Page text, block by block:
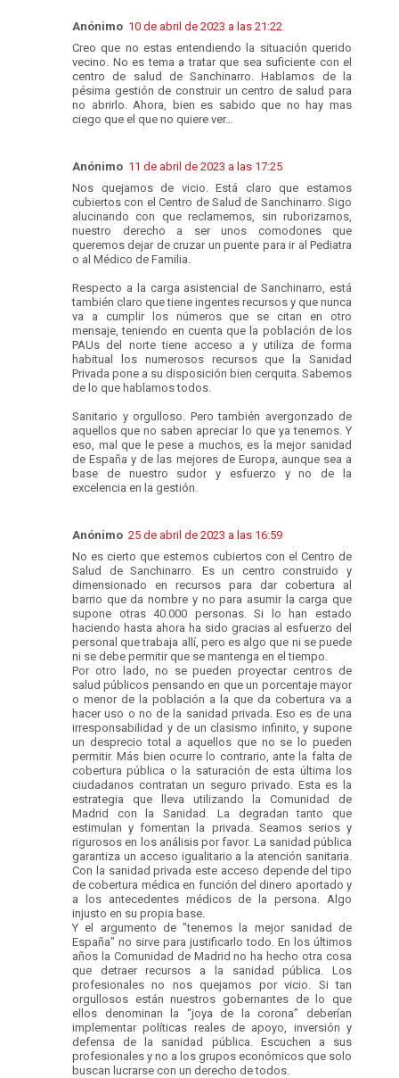
Anónimo 10 de abril de 2023 a las 21:22
Creo que no estas entendiendo la situación querido
vecino. No es tema a tratar que sea suficiente con el
centro de salud de Sanchinarro. Hablamos de la
pésima gestión de construir un centro de salud para
no abrirlo. Ahora, bien es sabido que no hay mas
ciego que el que no quiere ver…
Anónimo 11 de abril de 2023 a las 17:25
Nos quejamos de vicio. Está claro que estamos
cubiertos con el Centro de Salud de Sanchinarro. Sigo
alucinando con que reclamemos, sin ruborizarnos,
nuestro derecho a ser unos comodones que
queremos dejar de cruzar un puente para ir al Pediatra
o al Médico de Familia.
Respecto a la carga asistencial de Sanchinarro, está
también claro que tiene ingentes recursos y que nunca
va a cumplir los números que se citan en otro
mensaje, teniendo en cuenta que la población de los
PAUs del norte tiene acceso a y utiliza de forma
habitual los numerosos recursos que la Sanidad
Privada pone a su disposición bien cerquita. Sabemos
de lo que hablamos todos.
Sanitario y orgulloso. Pero también avergonzado de
aquellos que no saben apreciar lo que ya tenemos. Y
eso, mal que le pese a muchos, es la mejor sanidad
de España y de las mejores de Europa, aunque sea a
base de nuestro sudor y esfuerzo y no de la
excelencia en la gestión.
Anónimo 25 de abril de 2023 a las 16:59
No es cierto que estemos cubiertos con el Centro de
Salud de Sanchinarro. Es un centro construido y
dimensionado en recursos para dar cobertura al
barrio que da nombre y no para asumir la carga que
supone otras 40.000 personas. Si lo han estado
haciendo hasta ahora ha sido gracias al esfuerzo del
personal que trabaja allí, pero es algo que ni se puede
ni se debe permitir que se mantenga en el tiempo.
Por otro lado, no se pueden proyectar centros de
salud públicos pensando en que un porcentaje mayor
o menor de la población a la que da cobertura va a
hacer uso o no de la sanidad privada. Eso es de una
irresponsabilidad y de un clasismo infinito, y supone
un desprecio total a aquellos que no se lo pueden
permitir. Más bien ocurre lo contrario, ante la falta de
cobertura pública o la saturación de esta última los
ciudadanos contratan un seguro privado. Esta es la
estrategia que lleva utilizando la Comunidad de
Madrid con la Sanidad. La degradan tanto que
estimulan y fomentan la privada. Seamos serios y
rigurosos en los análisis por favor. La sanidad pública
garantiza un acceso igualitario a la atención sanitaria.
Con la sanidad privada este acceso depende del tipo
de cobertura médica en función del dinero aportado y
a los antecedentes médicos de la persona. Algo
injusto en su propia base.
Y el argumento de "tenemos la mejor sanidad de
España" no sirve para justificarlo todo. En los últimos
años la Comunidad de Madrid no ha hecho otra cosa
que detraer recursos a la sanidad pública. Los
profesionales no nos quejamos por vicio. Si tan
orgullosos están nuestros gobernantes de lo que
ellos denominan la “joya de la corona” deberían
implementar políticas reales de apoyo, inversión y
defensa de la sanidad pública. Escuchen a sus
profesionales y no a los grupos económicos que solo
buscan lucrarse con un derecho de todos.